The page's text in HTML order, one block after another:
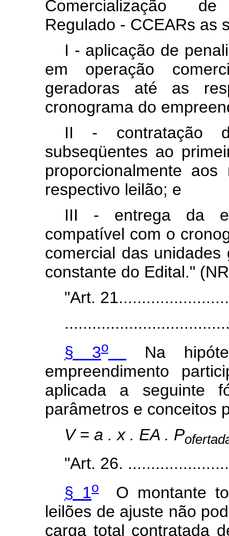
Comercialização
Regulado - CCEARs as
I - aplicação de
em operação
geradoras até as
cronograma do
II - contratação
subseqüentes ao
proporcionalmente
respectivo leilão; e
III - entrega da
compatível com o
comercial das
constante do Edital."
"Art.
§ 3o
Na
empreendimento
aplicada a seguinte
parâmetros e conceitos
V = a . x . EA . P
"Art. 26.
§ 1o O montante
leilões de ajuste não
carga total contratada